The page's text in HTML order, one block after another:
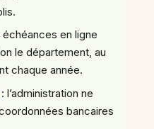
échéances en ligne
le département, au
chaque année.
: l’administration ne
bancaires